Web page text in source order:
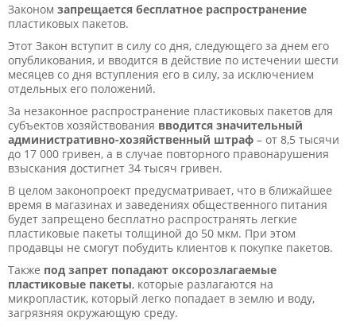
Законом запрещается бесплатное распространение
пластиковых пакетов.
Этот Закон вступит в силу со дня, следующего за днем его
опубликования, и вводится в действие по истечении шести
месяцев со дня вступления его в силу, за исключением
отдельных его положений.
За незаконное распространение пластиковых пакетов для
субъектов хозяйствования вводится значительный
административно-хозяйственный штраф – от 8,5 тысячи
до 17 000 гривен, а в случае повторного правонарушения
взыскания достигнет 34 тысяч гривен.
В целом законопроект предусматривает, что в ближайшее
время в магазинах и заведениях общественного питания
будет запрещено бесплатно распространять легкие
пластиковые пакеты толщиной до 50 мкм. При этом
продавцы не смогут побудить клиентов к покупке пакетов.
Также под запрет попадают оксорозлагаемые
пластиковые пакеты, которые разлагаются на
микропластик, который легко попадает в землю и воду,
загрязняя окружающую среду.